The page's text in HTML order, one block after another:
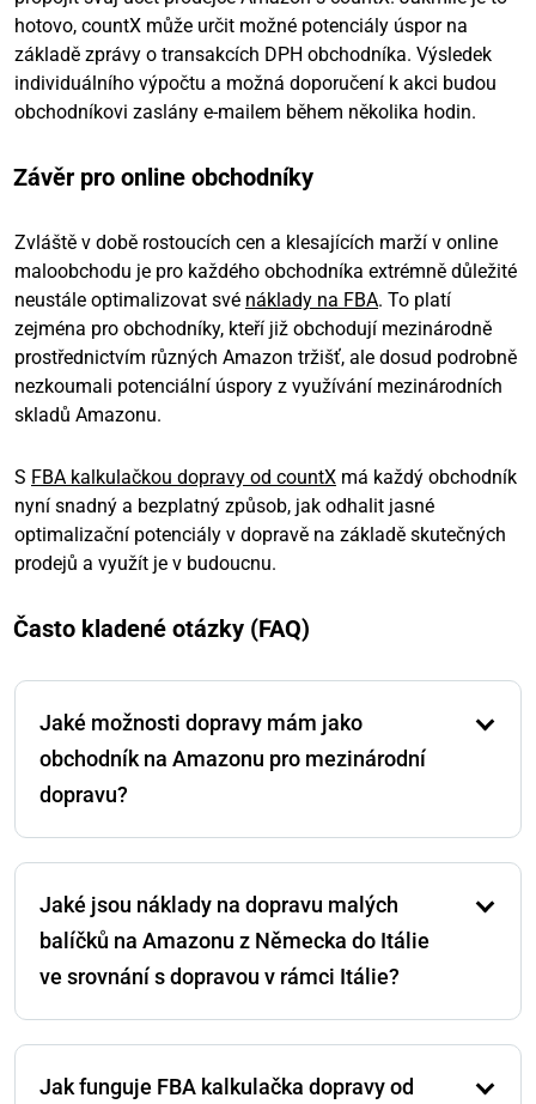
hotovo, countX může určit možné potenciály úspor na
základě zprávy o transakcích DPH obchodníka. Výsledek
individuálního výpočtu a možná doporučení k akci budou
obchodníkovi zaslány e-mailem během několika hodin.
Závěr pro online obchodníky
Zvláště v době rostoucích cen a klesajících marží v online
maloobchodu je pro každého obchodníka extrémně důležité
neustále optimalizovat své náklady na FBA. To platí
zejména pro obchodníky, kteří již obchodují mezinárodně
prostřednictvím různých Amazon tržišť, ale dosud podrobně
nezkoumali potenciální úspory z využívání mezinárodních
skladů Amazonu.
S FBA kalkulačkou dopravy od countX má každý obchodník
nyní snadný a bezplatný způsob, jak odhalit jasné
optimalizační potenciály v dopravě na základě skutečných
prodejů a využít je v budoucnu.
Často kladené otázky (FAQ)
Jaké možnosti dopravy mám jako
obchodník na Amazonu pro mezinárodní
dopravu?
Amazonu na domácím nebo zahraničním trhu, odkud
Amazon zajišťuje doručení.
Jaké jsou náklady na dopravu malých
balíčků na Amazonu z Německa do Itálie
ve srovnání s dopravou v rámci Itálie?
doprava v rámci Itálie stojí pouze 4,97 €. To znamená
Jak funguje FBA kalkulačka dopravy od